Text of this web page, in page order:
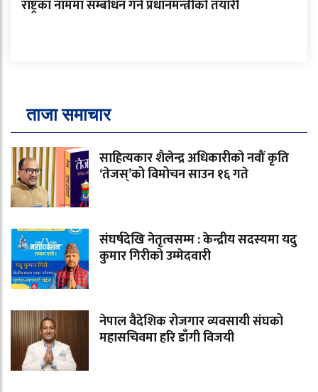
राष्ट्रका नाममा सम्बोधन गर्ने प्रधानमन्त्रीको तयारी
ताजा समाचार
साहित्यकार शैलेन्द्र अधिकारीको नवौं कृति
‘तेजस्’को विमोचन साउन १६ गते
संघर्षदेखि नेतृत्वसम्म : केन्द्रीय सदस्यमा यदु
कुमार गिरीको उम्मेदवारी
नेपाल वैदेशिक रोजगार व्यवसायी संघको
महासचिवमा हरि डाँगी विजयी